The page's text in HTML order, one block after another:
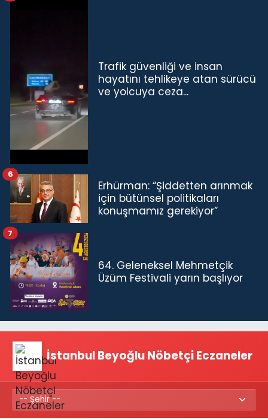
Trafik güvenliği ve insan
hayatını tehlikeye atan sürücü
ve yolcuya ceza...
Erhürman: “Şiddetten arınmak
için bütünsel politikaları
konuşmamız gerekiyor”
6
64. Geleneksel Mehmetçik
Üzüm Festivali yarın başlıyor
7
İstanbul Beyoğlu Nöbetçi Eczaneler